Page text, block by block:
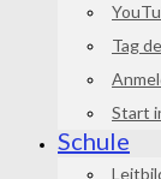
Tag
Start
Schule